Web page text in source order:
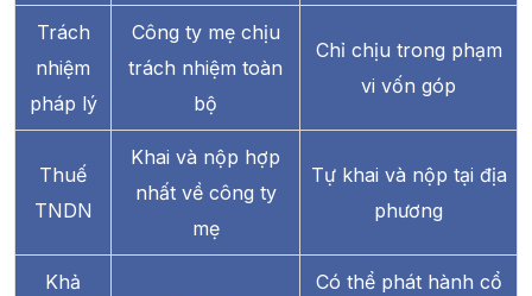
Trách
nhiệm
pháp lý
Công ty mẹ chịu
trách nhiệm toàn
bộ
Chỉ chịu trong phạm
vi vốn góp
Thuế
TNDN
Khai và nộp hợp
nhất về công ty
mẹ
Tự khai và nộp tại địa
phương
Khả
Có thể phát hành cổ